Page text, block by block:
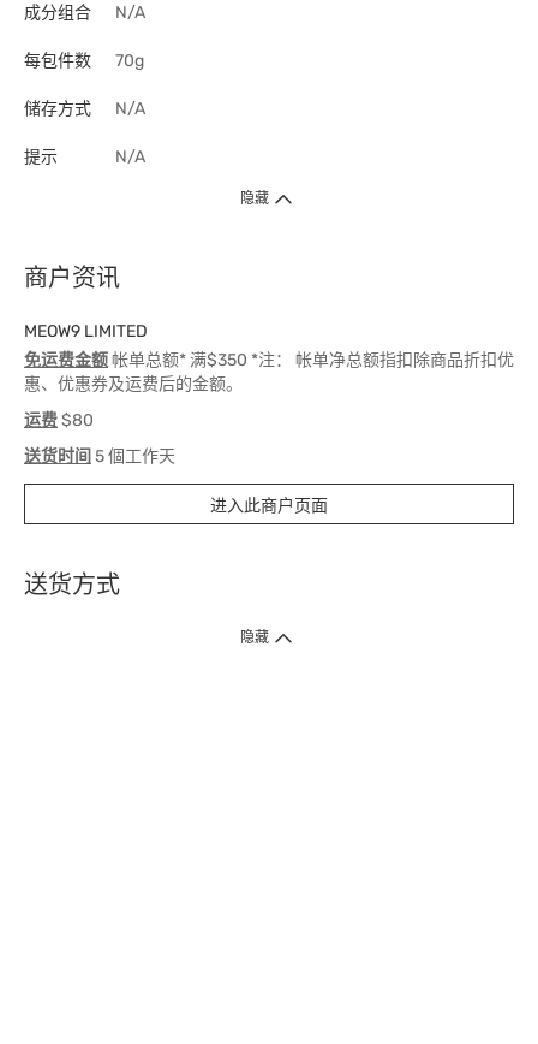
成分组合 N/A
每包件数 70g
储存方式 N/A
提示 N/A
隐藏
商户资讯
MEOW9 LIMITED
免运费金额帐单总额* 满$350 *注： 帐单净总额指扣除商品折扣优
惠、优惠券及运费后的金额。
运费$80
送货时间 5 個工作天
进入此商户页面
送货方式
1. 送货到府（受卫生署条例规管产品除外 ）
隐藏